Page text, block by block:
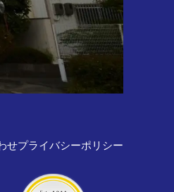
せプライバシーポリシー